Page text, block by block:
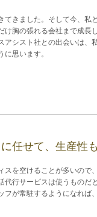
てきました。そして今、私
け胸の張れる会社まで成長
アシスト社との出会いは、
に思います。
任せて、生産性
スを空けることが多いので
代行サービスは使うものだ
フが常駐するようになれば